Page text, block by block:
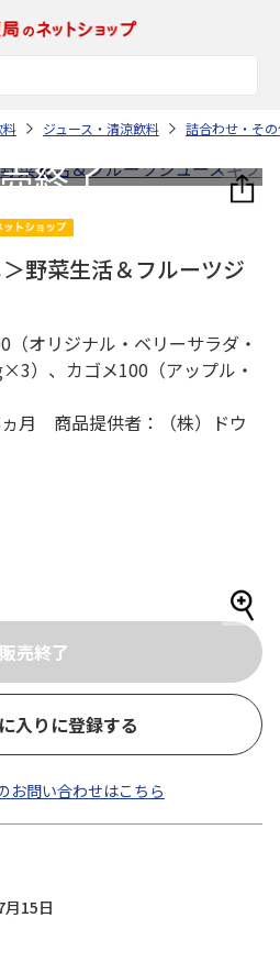
料 ジュース・清涼飲料 詰合わせ・そ
野菜生活＆フルーツジ
オリジナル・ベリーサラダ・
）、カゴメ100（アップル・
月 商品提供者：（株）ドウ
入りに登録する
お問い合わせはこちら
15日